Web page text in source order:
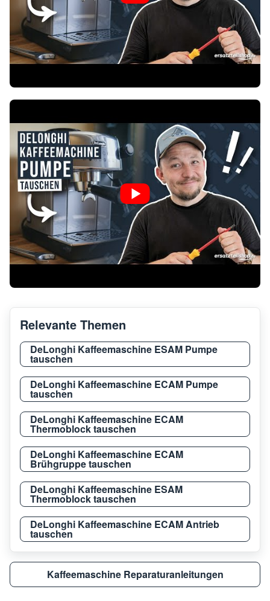
Relevante Themen
DeLonghi Kaffeemaschine ESAM Pumpe
tauschen
DeLonghi Kaffeemaschine ECAM Pumpe
tauschen
DeLonghi Kaffeemaschine ECAM
Thermoblock tauschen
DeLonghi Kaffeemaschine ECAM
Brühgruppe tauschen
DeLonghi Kaffeemaschine ESAM
Thermoblock tauschen
DeLonghi Kaffeemaschine ECAM Antrieb
tauschen
Kaffeemaschine Reparaturanleitungen